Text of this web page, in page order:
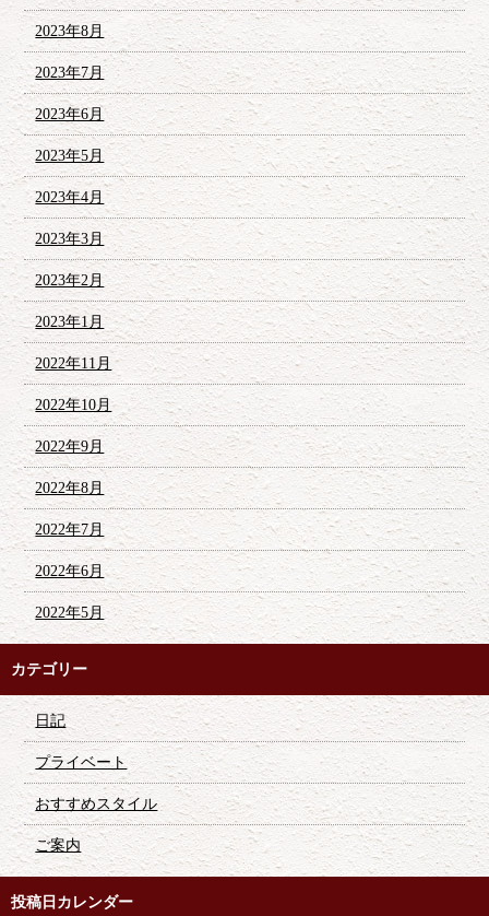
2023年8月
2023年7月
2023年6月
2023年5月
2023年4月
2023年3月
2023年2月
2023年1月
2022年11月
2022年10月
2022年9月
2022年8月
2022年7月
2022年6月
2022年5月
カテゴリー
日記
プライベート
おすすめスタイル
ご案内
投稿日カレンダー